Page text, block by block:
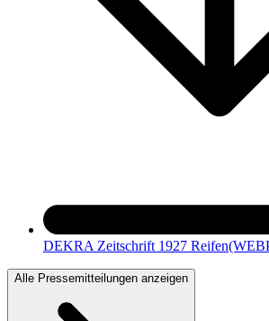
DEKRA Zeitschrift 1927 Reifen
Alle Pressemitteilungen anzeigen